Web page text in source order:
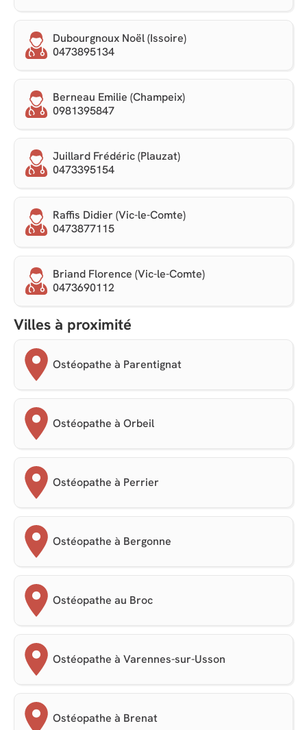
Dubourgnoux Noël (Issoire)
0473895134
Berneau Emilie (Champeix)
0981395847
Juillard Frédéric (Plauzat)
0473395154
Raffis Didier (Vic-le-Comte)
0473877115
Briand Florence (Vic-le-Comte)
0473690112
Villes à proximité
Ostéopathe à Parentignat
Ostéopathe à Orbeil
Ostéopathe à Perrier
Ostéopathe à Bergonne
Ostéopathe au Broc
Ostéopathe à Varennes-sur-Usson
Ostéopathe à Brenat